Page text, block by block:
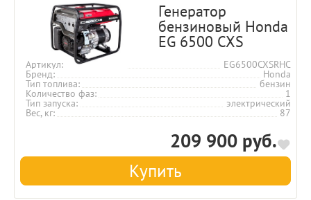
Генератор
бензиновый Honda
EG 6500 CXS
Артикул EG6500CXSRHC
Бренд Honda
Тип топлива бензин
Количество фаз 1
Тип запуска электрический
Вес, кг 87
209 900 руб.
Купить